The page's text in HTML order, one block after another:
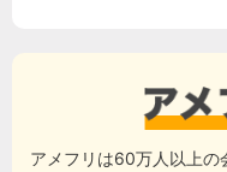
アメフリは60万人以上の